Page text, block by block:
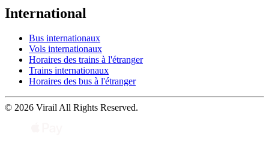
International
Bus internationaux
Vols internationaux
Horaires des trains à l'étranger
Trains internationaux
Horaires des bus à l'étranger
© 2026 Virail All Rights Reserved.